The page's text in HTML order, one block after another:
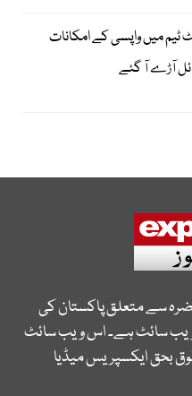
میں واپسی کے امکانات
آڑے آ گئے
سے متعلق پاکستان کی
سائٹ ہے۔ اس ویب سائٹ
بحق ایکسپریس میڈیا